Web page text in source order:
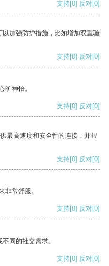
支持[0] 反对[0]
加强防护措施，比如增加双重验
支持[0] 反对[0]
旷神怡。
支持[0] 反对[0]
最高速度和安全性的连接，并帮
支持[0] 反对[0]
非常舒服。
支持[0] 反对[0]
同的社交需求。
支持[0] 反对[0]